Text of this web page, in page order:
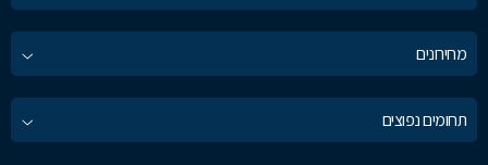
מחירונים
תחומים נפוצים